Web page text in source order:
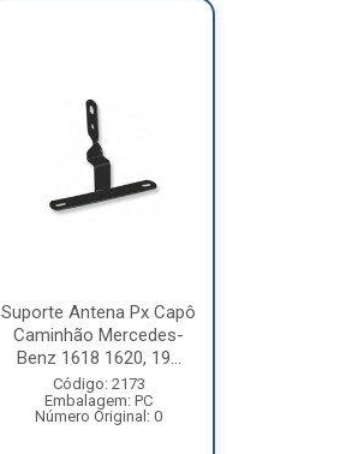
Suporte Antena Px Capô
Caminhão Mercedes-
Benz 1618 1620, 19...
Código: 2173
Embalagem: PC
Número Original: 0